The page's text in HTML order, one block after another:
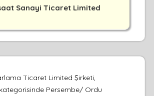
Sanayi Ticaret Limited
Ticaret Limited Şirketi,
Persembe/ Ordu